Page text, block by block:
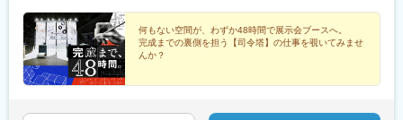
何もない空間が、わずか48時間で展示会ブースへ。
完成までの裏側を担う【司令塔】の仕事を覗いてみませ
んか？